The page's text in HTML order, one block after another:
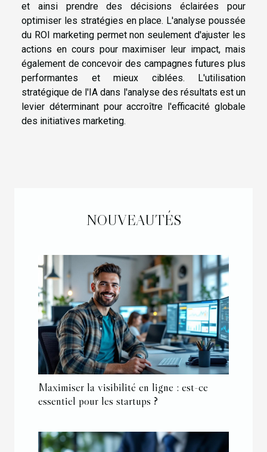
et ainsi prendre des décisions éclairées pour
optimiser les stratégies en place. L'analyse poussée
du ROI marketing permet non seulement d'ajuster les
actions en cours pour maximiser leur impact, mais
également de concevoir des campagnes futures plus
performantes et mieux ciblées. L'utilisation
stratégique de l'IA dans l'analyse des résultats est un
levier déterminant pour accroître l'efficacité globale
des initiatives marketing.
NOUVEAUTÉS
Maximiser la visibilité en ligne : est-ce
essentiel pour les startups ?